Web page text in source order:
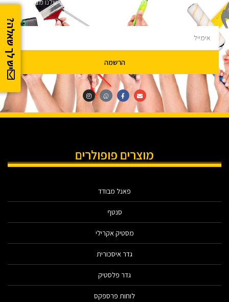
יש לך שאלה?
מעוניינים לקבל עדכונים על מבצעים והנחות הירשמו לניוזלטר שלנו מבטיחים לא
הרשמה
מוצרים פופולרים
פאנל מבודד
סנטף
מסטיק אקרילי
גדר איסכורית
גדר פלסטיק
לוחות פרספקס